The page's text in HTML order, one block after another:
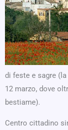
di feste e sagre
12 marzo, dove
bestiame).
Centro cittadino